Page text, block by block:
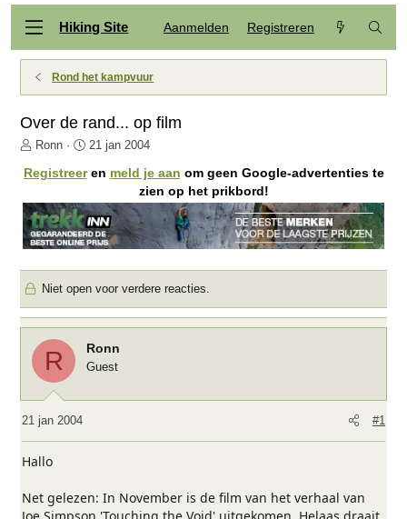
Hiking Site Aanmelden Registreren
Rond het kampvuur
Over de rand... op film
O
d
r
w
e
r
p
s
t
a
t
e
Ronn
S
a
t
d
a
t
u
m
21 jan 2004
Registreeren meld je aan om geen Google-advertenties te
zien op het prikbord!
Niet open voor verdere reacties.
R Ronn
Guest
21 jan 2004 #1
Hallo
Net gelezen: In November is de film van het verhaal van